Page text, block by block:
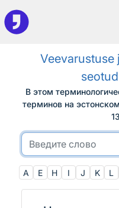
К поиску
Veevarustuse
В этом
терминов на
A E H I J K L